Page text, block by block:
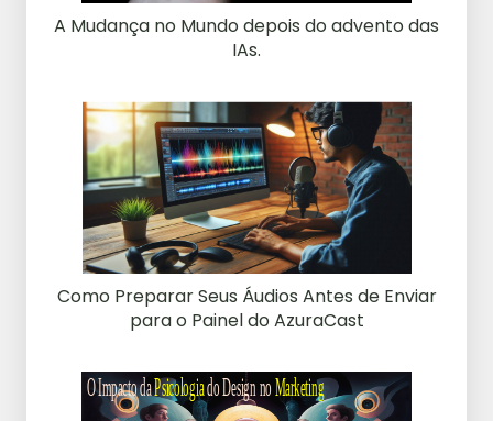
A Mudança no Mundo depois do advento das
IAs.
Como Preparar Seus Áudios Antes de Enviar
para o Painel do AzuraCast